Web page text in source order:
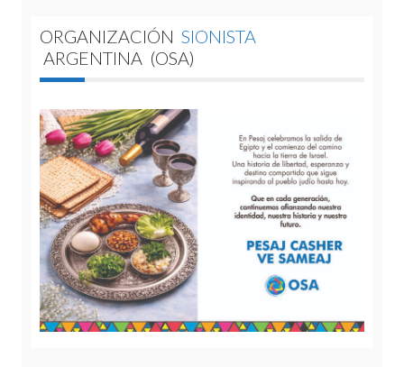
ORGANIZACIÓN SIONISTA
ARGENTINA (OSA)